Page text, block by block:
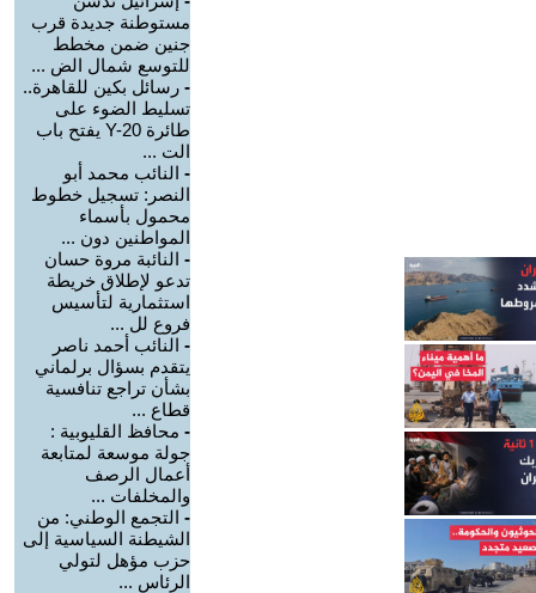
مستوطنة جديدة قرب
جنين ضمن مخطط
للتوسع شمال الض ...
- رسائل بكين للقاهرة..
تسليط الضوء على
طائرة Y-20 يفتح باب
الت ...
- النائب محمد أبو
النصر: تسجيل خطوط
محمول بأسماء
المواطنين دون ...
- النائبة مروة حسان
تدعو لإطلاق خريطة
استثمارية لتأسيس
فروع لل ...
- النائب أحمد ناصر
يتقدم بسؤال برلماني
بشأن تراجع تنافسية
قطاع ...
- محافظ القليوبية :
جولة موسعة لمتابعة
أعمال الرصف
والمخلفات ...
- التجمع الوطني: من
الشيطنة السياسية إلى
حزب مؤهل لتولي
الرئاس ...